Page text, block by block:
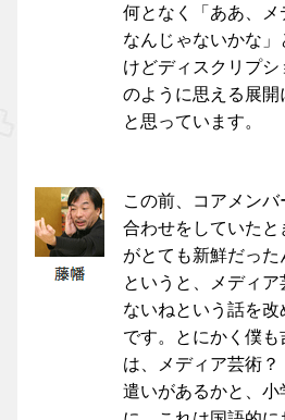
何となく「ああ、メ
なんじゃないかな
けどディスクリプ
のように思える展
と思っています。
この前、コアメン
合わせをしていた
がとても新鮮だっ
というと、メディ
ないねという話を
です。とにかく僕
は、メディア芸術
遣いがあるかと、